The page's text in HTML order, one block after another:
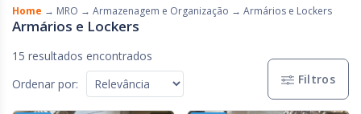
Home → MRO → Armazenagem e Organização → Armários e Lockers
Armários e Lockers
15 resultados encontrados
Ordenar por:
Filtros